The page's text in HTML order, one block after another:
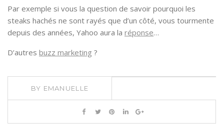
Par exemple si vous la question de savoir pourquoi les
steaks hachés ne sont rayés que d’un côté, vous tourmente
depuis des années, Yahoo aura la réponse…
D’autres buzz marketing ?
BY EMANUELLE